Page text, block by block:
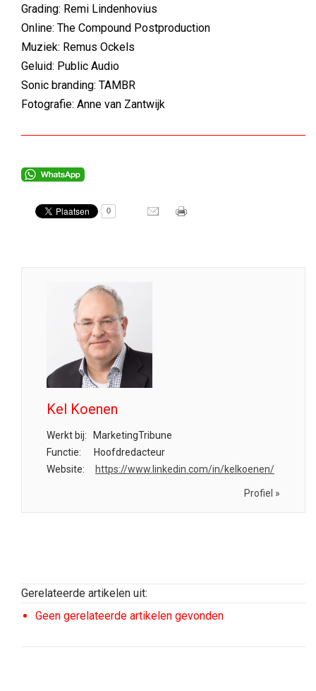
Grading: Remi Lindenhovius
Online: The Compound Postproduction
Muziek: Remus Ockels
Geluid: Public Audio
Sonic branding: TAMBR
Fotografie: Anne van Zantwijk
0
Kel Koenen
Werkt bij:
MarketingTribune
Functie:
Hoofdredacteur
Website:
https://www.linkedin.com/in/kelkoenen/
Profiel »
Gerelateerde artikelen uit:
Geen gerelateerde artikelen gevonden